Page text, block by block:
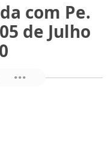
com Pe.
de Julho